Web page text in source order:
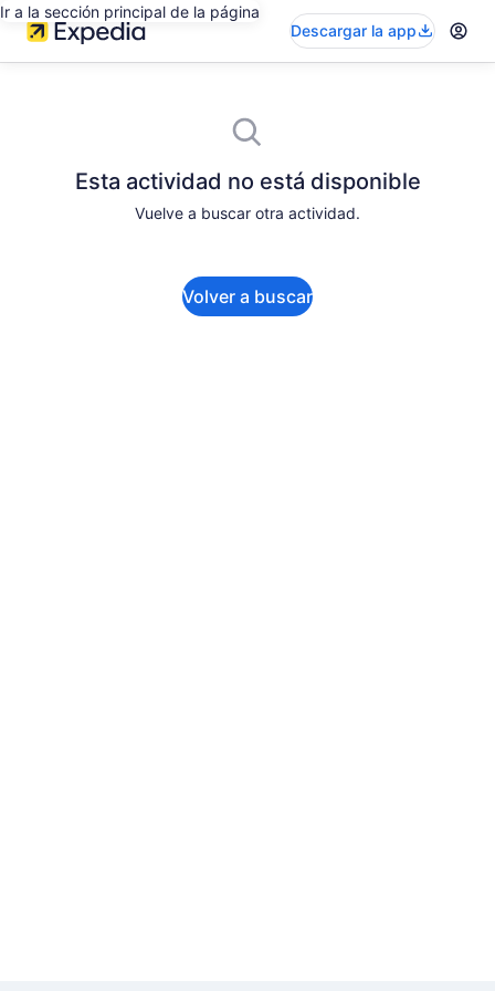
Ir a la sección principal de la página
Descargar la app
Esta actividad no está disponible
Vuelve a buscar otra actividad.
Volver a buscar